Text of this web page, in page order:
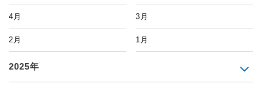
4月 3月
2月 1月
2025年